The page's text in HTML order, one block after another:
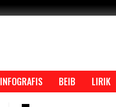
INFOGRAFIS BEIB LIRIK